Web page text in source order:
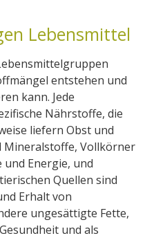
Lebensmittel
entstehen und
kann. Jede
Nährstoffe, die
liefern Obst und
Mineralstoffe, Vollkörner
Energie, und
Quellen sind
Erhalt von
ungesättigte Fette,
und als